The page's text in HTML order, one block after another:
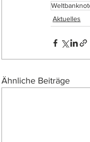
Aktuelles
Ähnliche Beiträge